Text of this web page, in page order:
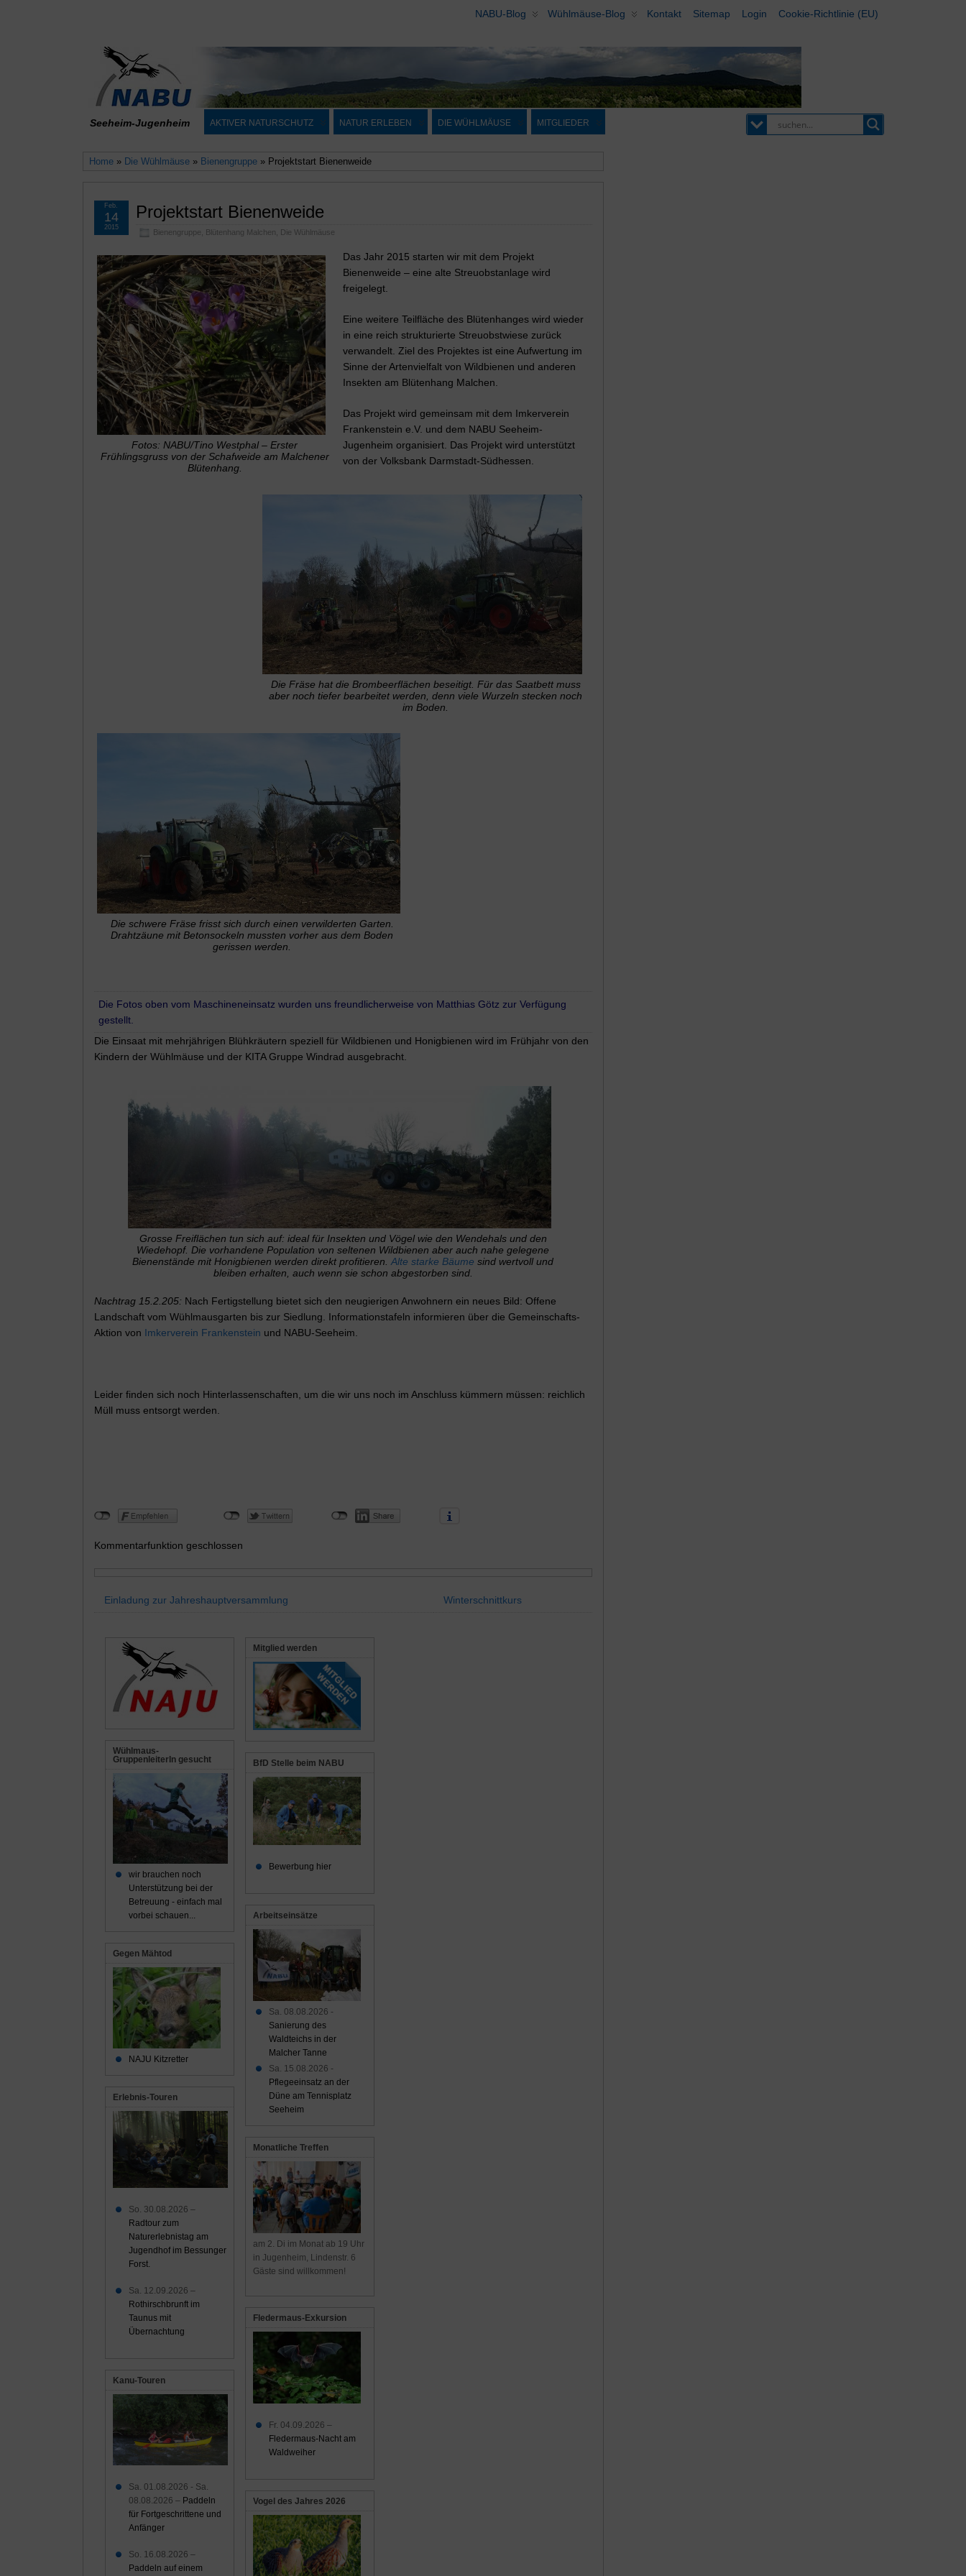
NABU-Blog Wühlmäuse-Blog Kontakt Sitemap Login Cookie-Richtlinie (EU)
Seeheim-Jugenheim AKTIVER NATURSCHUTZ NATUR ERLEBEN DIE WÜHLMÄUSE MITGLIEDER
Home» Die Wühlmäuse» Bienengruppe» Projektstart Bienenweide
Projektstart Bienenweide
Bienengruppe Blütenhang Malchen Die Wühlmäuse
Feb.
14
2015
Fotos: NABU/Tino Westphal – Erster
Frühlingsgruss von der Schafweide am Malchener
Blütenhang.
Das Jahr 2015 starten wir mit dem Projekt
Bienenweide – eine alte Streuobstanlage wird
freigelegt.
Die Fräse hat die Brombeerflächen beseitigt. Für das Saatbett muss
aber noch tiefer bearbeitet werden, denn viele Wurzeln stecken noch
im Boden.
Eine weitere Teilfläche des Blütenhanges wird wieder
in eine reich strukturierte Streuobstwiese zurück
verwandelt. Ziel des Projektes ist eine Aufwertung im
Sinne der Artenvielfalt von Wildbienen und anderen
Insekten am Blütenhang Malchen.
Die schwere Fräse frisst sich durch einen verwilderten Garten.
Drahtzäune mit Betonsockeln mussten vorher aus dem Boden
gerissen werden.
Das Projekt wird gemeinsam mit dem Imkerverein
Frankenstein e.V. und dem NABU Seeheim-
Jugenheim organisiert. Das Projekt wird unterstützt
von der Volksbank Darmstadt-Südhessen.
Die Fotos oben vom Maschineneinsatz wurden uns freundlicherweise von Matthias Götz zur Verfügung
gestellt.
Die Einsaat mit mehrjährigen Blühkräutern speziell für Wildbienen und Honigbienen wird im Frühjahr von den
Kindern der Wühlmäuse und der KITA Gruppe Windrad ausgebracht.
Grosse Freiflächen tun sich auf: ideal für Insekten und Vögel wie den Wendehals und den
Wiedehopf. Die vorhandene Population von seltenen Wildbienen aber auch nahe gelegene
Bienenstände mit Honigbienen werden direkt profitieren. Alte starke Bäume sind wertvoll und
bleiben erhalten, auch wenn sie schon abgestorben sind.
Nachtrag 15.2.205: Nach Fertigstellung bietet sich den neugierigen Anwohnern ein neues Bild: Offene
Landschaft vom Wühlmausgarten bis zur Siedlung. Informationstafeln informieren über die Gemeinschafts-
Aktion von Imkerverein Frankenstein und NABU-Seeheim.
Leider finden sich noch Hinterlassenschaften, um die wir uns noch im Anschluss kümmern müssen: reichlich
Müll muss entsorgt werden.
Kommentarfunktion geschlossen
Einladung zur Jahreshauptversammlung Winterschnittkurs
Mitglied werden
BfD Stelle beim NABU
Bewerbung hier
Arbeitseinsätze
Sa. 08.08.2026 -
Sanierung des
Waldteichs in der
Malcher Tanne
Sa. 15.08.2026 -
Pflegeeinsatz an der
Düne am Tennisplatz
Seeheim
Monatliche Treffen
am 2. Di im Monat ab 19 Uhr
in Jugenheim, Lindenstr. 6
Gäste sind willkommen!
Fledermaus-Exkursion
Fr. 04.09.2026 –
Fledermaus-Nacht am
Waldweiher
Vogel des Jahres 2026
Wühlmaus-
GruppenleiterIn gesucht
wir brauchen noch
Unterstützung bei der
Betreuung - einfach mal
vorbei schauen...
Gegen Mähtod
NAJU Kitzretter
Erlebnis-Touren
So. 30.08.2026 –
Radtour zum
Naturerlebnistag am
Jugendhof im Bessunger
Forst.
Sa. 12.09.2026 –
Rothirschbrunft im
Taunus mit
Übernachtung
Kanu-Touren
Sa. 01.08.2026 - Sa.
08.08.2026 – Paddeln
für Fortgeschrittene und
Anfänger
So. 16.08.2026 –
Paddeln auf einem